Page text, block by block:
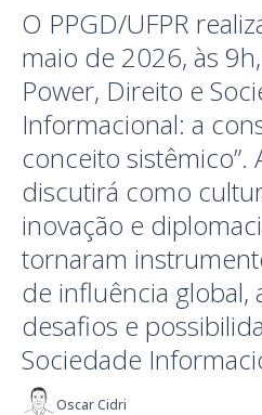
O PPGD/UFPR
maio de 2026, às
Power, Direito e
Informacional: a
conceito sistêmico”.
discutirá como
inovação e
tornaram
de influência global,
desafios e
Sociedade
Oscar Cidri